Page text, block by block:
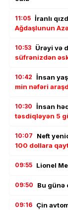
11:05 İranlı
Ağdaşlunun
10:53 Ürəyi və
süfrənizdən
10:42 İnsan
min nəfəri
10:30 İnsan
təsdiqləyən 5
10:07 Neft
100 dollara
09:55 Lionel
09:50 Bu günə
09:16 Çin